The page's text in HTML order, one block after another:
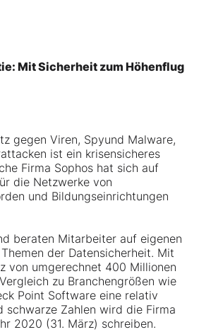
Mit Sicherheit zum Höhenflug
gegen Viren, Spyund Malware,
ist ein krisensicheres
Firma Sophos hat sich auf
die Netzwerke von
und Bildungseinrichtungen
beraten Mitarbeiter auf eigenen
der Datensicherheit. Mit
von umgerechnet 400 Millionen
zu Branchengrößen wie
Point Software eine relativ
schwarze Zahlen wird die Firma
2020 (31. März) schreiben.